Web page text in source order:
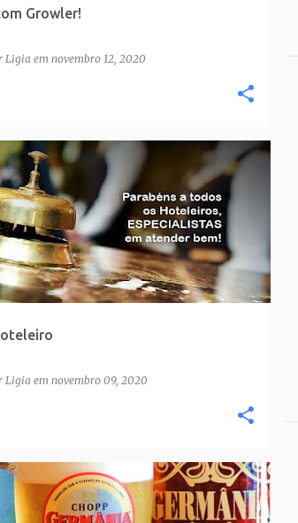
Growler!
Ligia em novembro 12, 2020
Ligia em novembro 09, 2020